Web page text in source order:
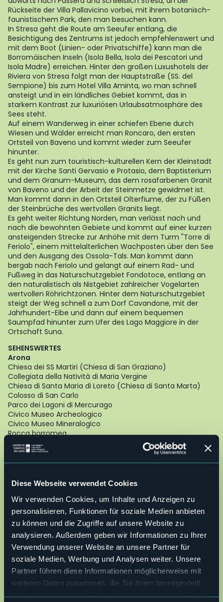
Diese Webseite verwendet Cookies
Wir verwenden Cookies, um Inhalte und Anzeigen zu
personalisieren, Funktionen für soziale Medien anbieten
zu können und die Zugriffe auf unsere Website zu
analysieren. Außerdem geben wir Informationen zu Ihrer
Verwendung unserer Website an unsere Partner für
soziale Medien, Werbung und Analysen weiter. Unsere
Partner führen diese Informationen möglicherweise mit
weiteren Daten zusammen, die Sie ihnen bereitgestellt
haben oder die sie im Rahmen Ihrer Nutzung der Dienste
Rückseite der Villa Pallavicino vorbei, mit ihrem botanisch-
faunistischem Park, den man besuchen kann.
In Stresa geht die Route am Seeufer entlang, die
Besichtigung des Zentrums ist jedoch empfehlenswert und
mit dem Boot (Linien- oder Privatschiffe) kann man die
Borromäischen Inseln (Isola Bella, Isola dei Pescatori und
Isola Madre) erreichen. Hinter den großen Luxushotels der
Riviera von Stresa folgt man der Hauptstraße (SS. del
Sempione) bis zum Hotel Villa Aminta, wo man schnell
ansteigt und in ein ländliches Gebiet kommt, das in
starkem Kontrast zur luxuriösen Urlaubsatmosphäre des
Sees steht.
Auf einem Wanderweg in einer schiefen Ebene durch
Wiesen und Wälder erreicht man Roncaro, den ersten
Ortsteil von Baveno und kommt wieder zum Seeufer
hinunter.
Es geht nun zum touristisch-kulturellen Kern der Kleinstadt
mit der Kirche Santi Gervasio e Protasio, dem Baptisterium
und dem Granum-Museum, das dem rosafarbenen Granit
von Baveno und der Arbeit der Steinmetze gewidmet ist.
Man kommt dann in den Ortsteil Olterfiume, der zu Füßen
der Steinbrüche des wertvollen Granits liegt.
Es geht weiter Richtung Norden, man verlässt nach und
nach die bewohnten Gebiete und kommt auf einer kurzen
ansteigenden Strecke zur Anhöhe mit dem Turm "Torre di
Feriolo", einem mittelalterlichen Wachposten über den See
und den Ausgang des Ossola-Tals. Man kommt dann
bergab nach Feriolo und gelangt auf einem Rad- und
Fußweg in das Naturschutzgebiet Fondotoce, entlang an
den naturalistisch als Nistgebiet zahlreicher Vogelarten
wertvollen Röhrichtzonen. Hinter dem Naturschutzgebiet
steigt der Weg schnell a zum Dorf Cavandone, mit der
Jahrhundert-Eibe und dann auf einem bequemen
Saumpfad hinunter zum Ufer des Lago Maggiore in der
Ortschaft Suna.
SEHENSWERTES
Arona
Chiesa dei SS Martiri (Chiesa di San Graziano)
Collegiata della Natività di Maria Vergine
Chiesa di Santa Maria di Loreto (Chiesa di Santa Marta)
Colosso di San Carlo
Parco dei Lagoni di Mercurago
Civico Museo Archeologico
Civico Museo Mineralogico
Rocca borromea
Piazza del Popolo
Chiesa Santa Margherita
Chiesa La Madonnina
Villa Bonomi
Villa De Savoiroux
Villa Eden
Villa Faraggiana
Villa Faraone
Villa Kitzerow
Villa Paradiso
Villa La Favorita
Lesa
Chiesa San Rocco